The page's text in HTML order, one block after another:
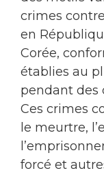
crimes
en
Corée,
établies au
pendant des
Ces crimes
le meurtre,
forcé et